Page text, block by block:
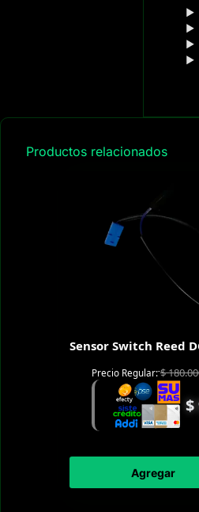
Productos relacionados
Sensor Switch Reed
Precio Regular:$
$
Agregar